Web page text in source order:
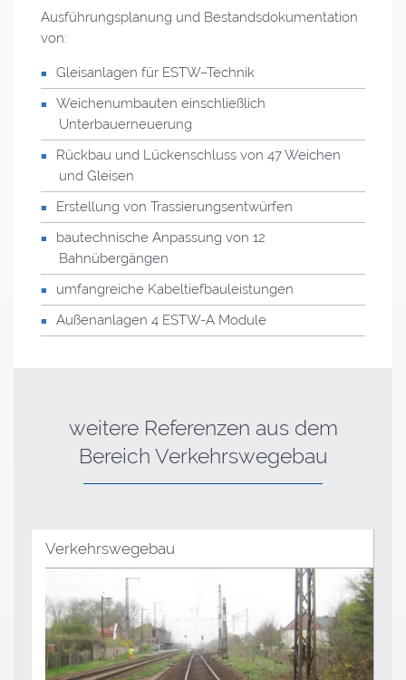
Ausführungsplanung und Bestandsdokumentation
von:
Gleisanlagen für ESTW–Technik
Weichenumbauten einschließlich
Unterbauerneuerung
Rückbau und Lückenschluss von 47 Weichen
und Gleisen
Erstellung von Trassierungsentwürfen
bautechnische Anpassung von 12
Bahnübergängen
umfangreiche Kabeltiefbauleistungen
Außenanlagen 4 ESTW-A Module
weitere Referenzen aus dem
Bereich Verkehrswegebau
Verkehrswegebau